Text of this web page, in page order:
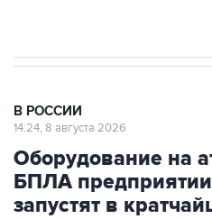
В РОССИИ
14:24, 8 августа 2026
Оборудование на
БПЛА
запустят в